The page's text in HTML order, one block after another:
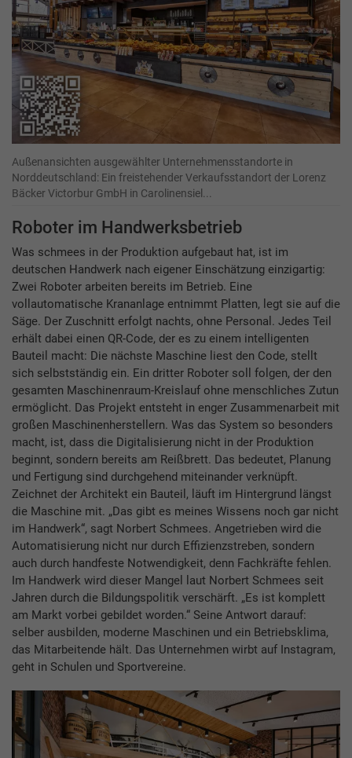
Außenansichten ausgewählter Unternehmensstandorte in
Norddeutschland: Ein freistehender Verkaufsstandort der Lorenz
Bäcker Victorbur GmbH in Carolinensiel...
Roboter im Handwerksbetrieb
Was schmees in der Produktion aufgebaut hat, ist im
deutschen Handwerk nach eigener Einschätzung einzigartig:
Zwei Roboter arbeiten bereits im Betrieb. Eine
vollautomatische Krananlage entnimmt Platten, legt sie auf die
Säge. Der Zuschnitt erfolgt nachts, ohne Personal. Jedes Teil
erhält dabei einen QR-Code, der es zu einem intelligenten
Bauteil macht: Die nächste Maschine liest den Code, stellt
sich selbstständig ein. Ein dritter Roboter soll folgen, der den
gesamten Maschinenraum-Kreislauf ohne menschliches Zutun
ermöglicht. Das Projekt entsteht in enger Zusammenarbeit mit
großen Maschinenherstellern. Was das System so besonders
macht, ist, dass die Digitalisierung nicht in der Produktion
beginnt, sondern bereits am Reißbrett. Das bedeutet, Planung
und Fertigung sind durchgehend miteinander verknüpft.
Zeichnet der Architekt ein Bauteil, läuft im Hintergrund längst
die Maschine mit. „Das gibt es meines Wissens noch gar nicht
im Handwerk“, sagt Norbert Schmees. Angetrieben wird die
Automatisierung nicht nur durch Effizienzstreben, sondern
auch durch handfeste Notwendigkeit, denn Fachkräfte fehlen.
Im Handwerk wird dieser Mangel laut Norbert Schmees seit
Jahren durch die Bildungspolitik verschärft. „Es ist komplett
am Markt vorbei gebildet worden.“ Seine Antwort da­rauf:
selber ausbilden, moderne Maschinen und ein Betriebsklima,
das Mitarbeitende hält. Das Unternehmen wirbt auf Instagram,
geht in Schulen und Sportvereine.